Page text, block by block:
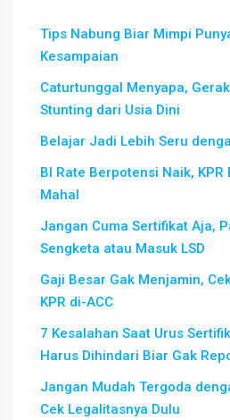
Tips Nabung Biar Mimpi
Kesampaian
Caturtunggal Menyapa,
Stunting dari Usia Dini
Belajar Jadi Lebih Seru
BI Rate Berpotensi Naik, KPR
Mahal
Jangan Cuma Sertifikat Aja,
Sengketa atau Masuk LSD
Gaji Besar Gak Menjamin,
KPR di-ACC
7 Kesalahan Saat Urus
Harus Dihindari Biar Gak
Jangan Mudah Tergoda
Cek Legalitasnya Dulu